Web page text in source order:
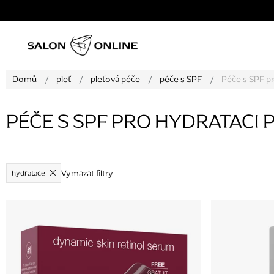
na
Domů
/ pleť / pleťová péče / péče s SPF / Péče s SPF
PÉČE S SPF PRO HYDRATACI
hydratace Vymazat filtry